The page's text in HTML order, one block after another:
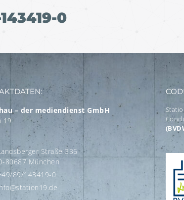
0
– der mediendienst GmbH
19
Straße 336
80687 München
89/143419-0